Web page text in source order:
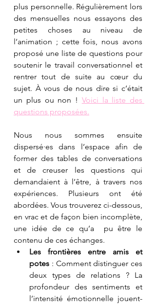
plus personnelle. Régulièrement lors
des mensuelles nous essayons des
petites choses au niveau de
l’animation ; cette fois, nous avons
proposé une liste de questions pour
soutenir le travail conversationnel et
rentrer tout de suite au cœur du
sujet. À vous de nous dire si c’était
un plus ou non ! Voici la liste des
questions proposées.
Nous nous sommes ensuite
dispersé·es dans l’espace afin de
former des tables de conversations
et de creuser les questions qui
demandaient à l’être, à travers nos
expériences. Plusieurs ont été
abordées. Vous trouverez ci-dessous,
en vrac et de façon bien incomplète,
une idée de ce qu’a  pu être le
contenu de ces échanges.
Les frontières entre amis et
potes : Comment distinguer ces
deux types de relations ? La
profondeur des sentiments et
l’intensité émotionnelle jouent-